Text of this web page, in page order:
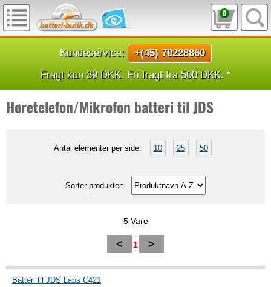
0
Kundeservice:
+(45) 70228860
Fragt kun 39 DKK. Fri fragt fra 500 DKK. *
Høretelefon/Mikrofon batteri til JDS
Antal elementer per side: 10 25 50
Sorter produkter:
5 Vare
< 1 >
Batteri til JDS Labs C421